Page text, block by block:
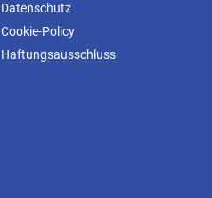
Datenschutz
Cookie-Policy
Haftungsausschluss